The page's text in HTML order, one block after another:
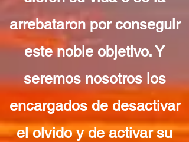
arrebataron por conseguir
este noble objetivo. Y
seremos nosotros los
encargados de desactivar
el olvido y de activar su